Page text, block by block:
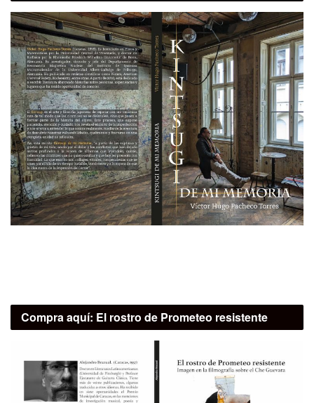
Compra aquí: El rostro de Prometeo resistente